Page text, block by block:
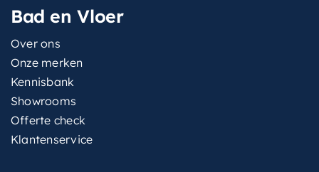
Bad en Vloer
Over ons
Onze merken
Kennisbank
Showrooms
Offerte check
Klantenservice